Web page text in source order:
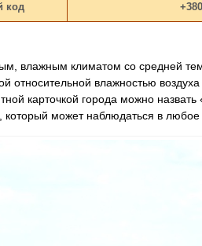
код
влажным климатом со средней
относительной влажностью
карточкой города можно
может наблюдаться в любое